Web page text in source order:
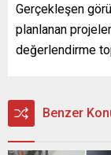
Gerçekleşen
planlanan
değerlendirme
Benzer